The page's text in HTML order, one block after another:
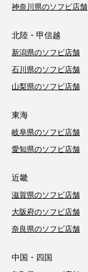
神奈川県のソフビ店舗
北陸・甲信越
新潟県のソフビ店舗
石川県のソフビ店舗
山梨県のソフビ店舗
東海
岐阜県のソフビ店舗
愛知県のソフビ店舗
近畿
滋賀県のソフビ店舗
大阪府のソフビ店舗
奈良県のソフビ店舗
中国・四国